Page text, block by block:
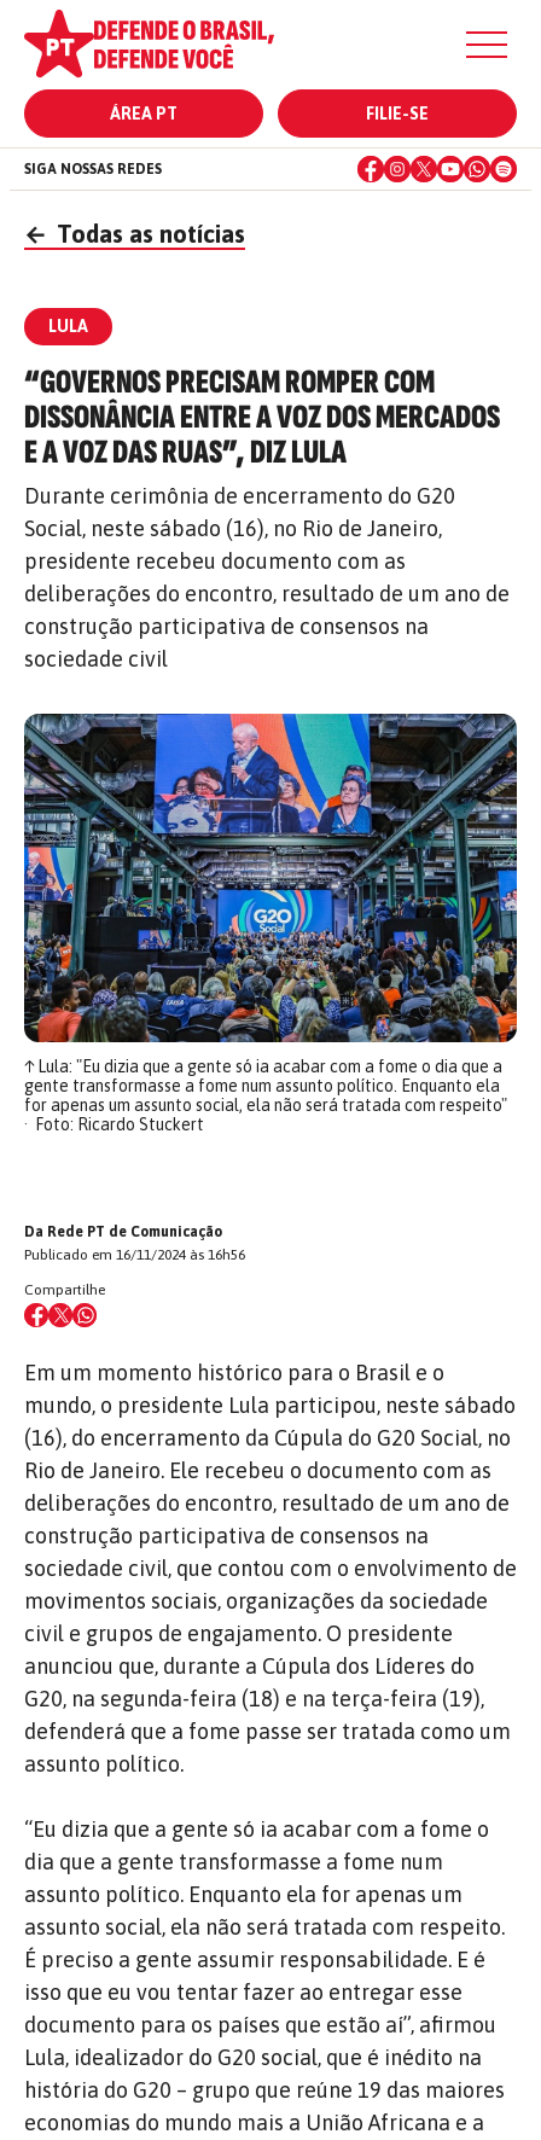
ÁREA PT FILIE-SE
SIGA NOSSAS REDES
← Todas as notícias
LULA
“GOVERNOS PRECISAM ROMPER COM
DISSONÂNCIA ENTRE A VOZ DOS MERCADOS
E A VOZ DAS RUAS”, DIZ LULA
Durante cerimônia de encerramento do G20
Social, neste sábado (16), no Rio de Janeiro,
presidente recebeu documento com as
deliberações do encontro, resultado de um ano de
construção participativa de consensos na
sociedade civil
↑Lula: "Eu dizia que a gente só ia acabar com a fome o dia que a
gente transformasse a fome num assunto político. Enquanto ela
for apenas um assunto social, ela não será tratada com respeito"
Foto: Ricardo Stuckert
Da Rede PT de Comunicação
Publicado em 16/11/2024 às 16h56
Compartilhe
Em um momento histórico para o Brasil e o
mundo, o presidente Lula participou, neste sábado
(16), do encerramento da Cúpula do G20 Social, no
Rio de Janeiro. Ele recebeu o documento com as
deliberações do encontro, resultado de um ano de
construção participativa de consensos na
sociedade civil, que contou com o envolvimento de
movimentos sociais, organizações da sociedade
civil e grupos de engajamento. O presidente
anunciou que, durante a Cúpula dos Líderes do
G20, na segunda-feira (18) e na terça-feira (19),
defenderá que a fome passe ser tratada como um
assunto político.
“Eu dizia que a gente só ia acabar com a fome o
dia que a gente transformasse a fome num
assunto político. Enquanto ela for apenas um
assunto social, ela não será tratada com respeito.
É preciso a gente assumir responsabilidade. E é
isso que eu vou tentar fazer ao entregar esse
documento para os países que estão aí”, afirmou
Lula, idealizador do G20 social, que é inédito na
história do G20 – grupo que reúne 19 das maiores
economias do mundo mais a União Africana e a